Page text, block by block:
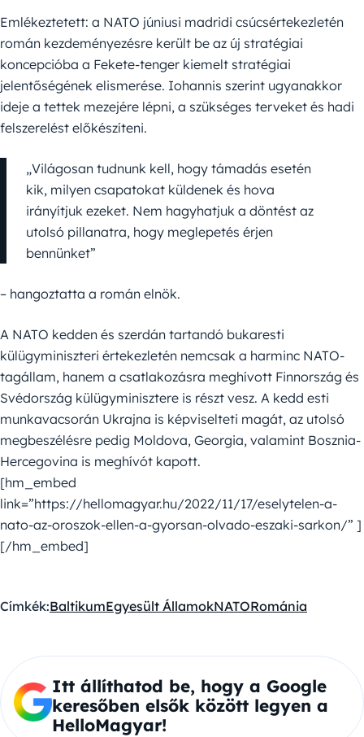
Emlékeztetett: a NATO júniusi madridi csúcsértekezletén
román kezdeményezésre került be az új stratégiai
koncepcióba a Fekete-tenger kiemelt stratégiai
jelentőségének elismerése. Iohannis szerint ugyanakkor
ideje a tettek mezejére lépni, a szükséges terveket és hadi
felszerelést előkészíteni.
„Világosan tudnunk kell, hogy támadás esetén
kik, milyen csapatokat küldenek és hova
irányítjuk ezeket. Nem hagyhatjuk a döntést az
utolsó pillanatra, hogy meglepetés érjen
bennünket”
– hangoztatta a román elnök.
A NATO kedden és szerdán tartandó bukaresti
külügyminiszteri értekezletén nemcsak a harminc NATO-
tagállam, hanem a csatlakozásra meghívott Finnország és
Svédország külügyminisztere is részt vesz. A kedd esti
munkavacsorán Ukrajna is képviselteti magát, az utolsó
megbeszélésre pedig Moldova, Georgia, valamint Bosznia-
Hercegovina is meghívót kapott.
[hm_embed
link=”https://hellomagyar.hu/2022/11/17/eselytelen-a-
nato-az-oroszok-ellen-a-gyorsan-olvado-eszaki-sarkon/” ]
[/hm_embed]
Címkék:BaltikumEgyesült ÁllamokNATORománia
Itt állíthatod be, hogy a Google
keresőben elsők között legyen a
HelloMagyar!